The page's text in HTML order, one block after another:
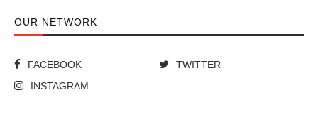
OUR NETWORK
FACEBOOK
TWITTER
INSTAGRAM